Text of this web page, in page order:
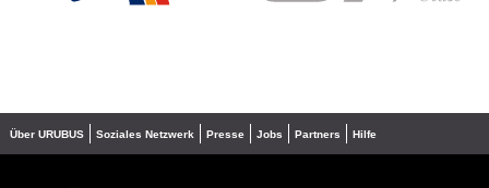
Über URUBUS Soziales Netzwerk Presse Jobs Partners Hilfe